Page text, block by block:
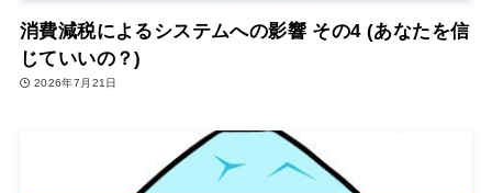
消費減税によるシステムへの影響 その4 (あなたを信
じていいの？)
2026年7月21日